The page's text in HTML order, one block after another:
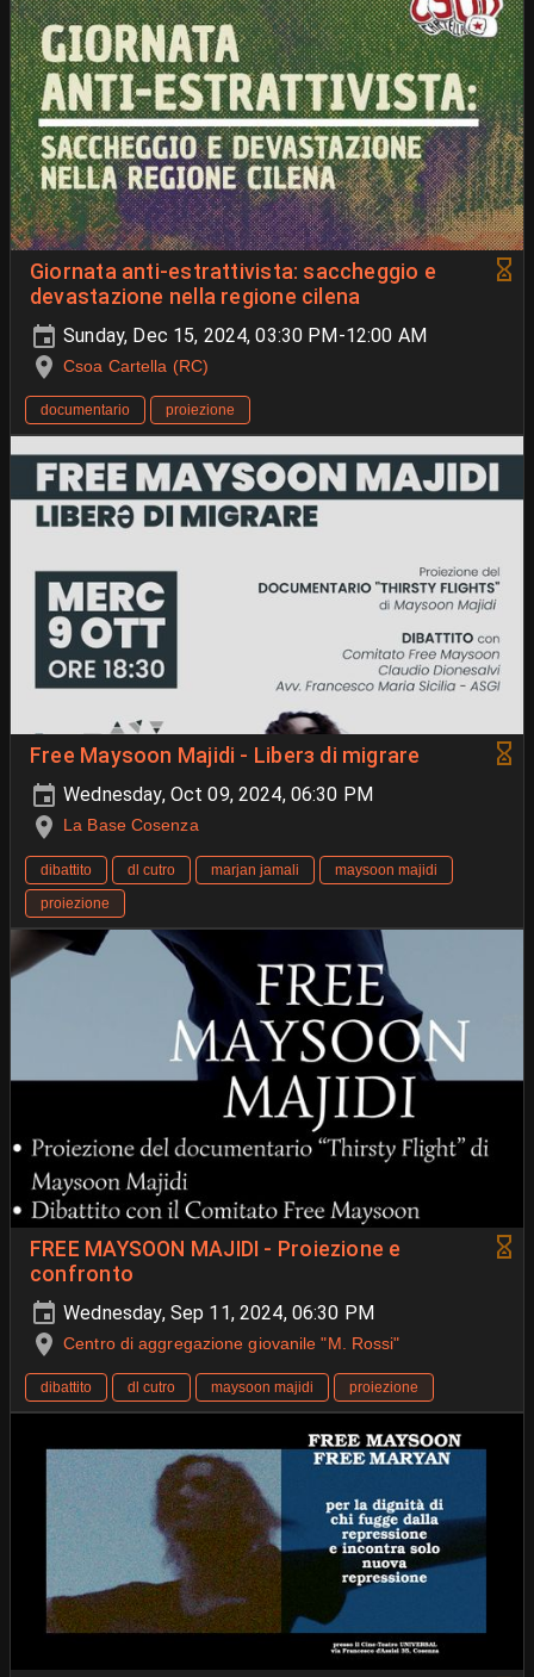
Giornata anti-estrattivista: saccheggio e
devastazione nella regione cilena
Sunday, Dec 15, 2024, 03:30 PM-12:00 AM
Csoa Cartella (RC)
documentario proiezione
Free Maysoon Majidi - Liberɜ di migrare
Wednesday, Oct 09, 2024, 06:30 PM
La Base Cosenza
dibattito dl cutro marjan jamali
maysoon majidi
proiezione
FREE MAYSOON MAJIDI - Proiezione e
confronto
Wednesday, Sep 11, 2024, 06:30 PM
Centro di aggregazione giovanile "M. Rossi"
dibattito dl cutro maysoon majidi proiezione